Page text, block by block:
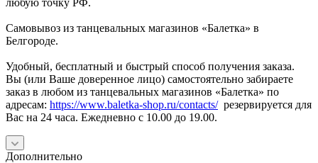
Самовывоз из танцевальных магазинов «Балетка» в
Белгороде.
Удобный, бесплатный и быстрый способ получения заказа.
Вы (или Ваше доверенное лицо) самостоятельно забираете
заказ в любом из танцевальных магазинов «Балетка» по
адресам: https://www.baletka-shop.ru/contacts/резервируется для
Вас на 24 часа. Ежедневно с 10.00 до 19.00.
Дополнительно